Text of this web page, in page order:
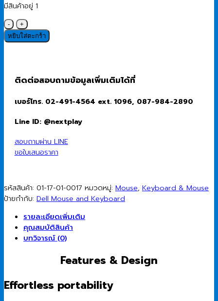
มีสินค้าอยู่ 1
จำนวน
Wireless
Mouse
ไร้
Dell
Travel
MS700
(Black)
หยิบใส่ตะกร้า
ติดต่อสอบถามข้อมูลเพิ่มเติมได้ที่
เบอร์โทร. 02-491-4564 ext. 1096, 087-984-2890
Line ID: @nextplay
สอบถามผ่าน LINE
ขอใบเสนอราคา
รหัสสินค้า: 01-17-01-0017 หมวดหมู่: Mouse, Keyboard & Mouse
ป้ายกำกับ: Dell Mouse and Keyboard
รายละเอียดเพิ่มเติม
คุณสมบัติสินค้า
บทวิจารณ์ (0)
Features & Design
Effortless portability